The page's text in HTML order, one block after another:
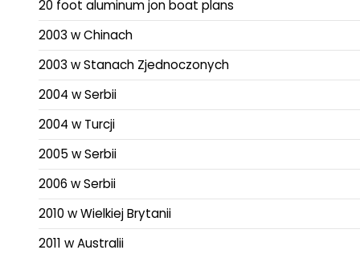
20 foot aluminum jon boat plans
2003 w Chinach
2003 w Stanach Zjednoczonych
2004 w Serbii
2004 w Turcji
2005 w Serbii
2006 w Serbii
2010 w Wielkiej Brytanii
2011 w Australii